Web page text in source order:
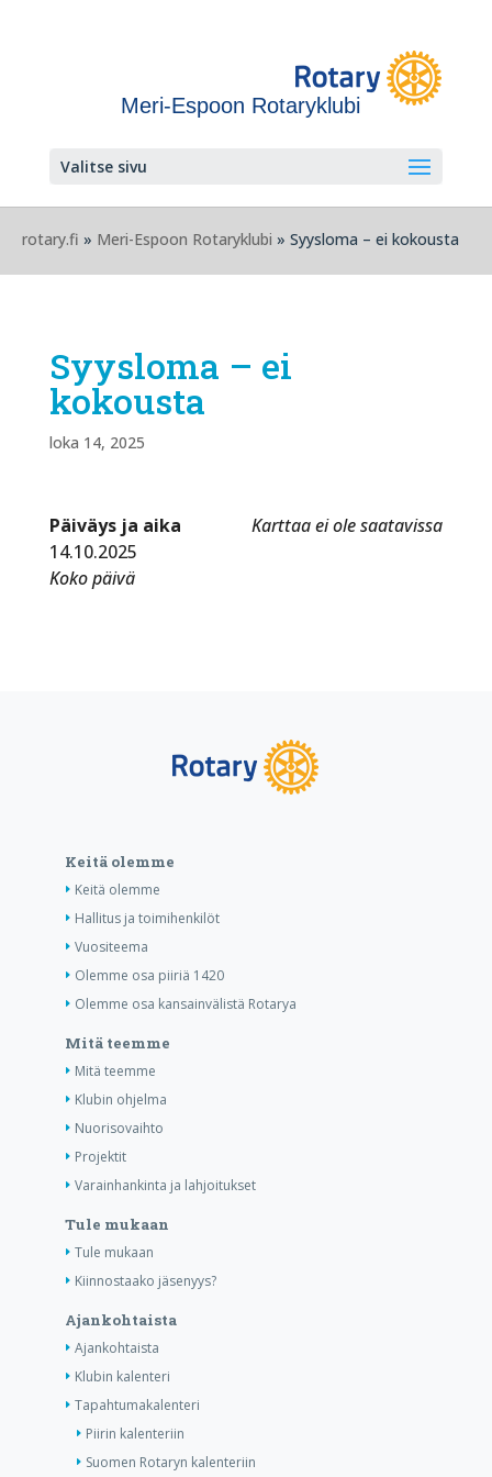
Meri-Espoon Rotaryklubi
Valitse sivu
rotary.fi » Meri-Espoon Rotaryklubi » Syysloma – ei kokousta
Syysloma – ei
kokousta
loka 14, 2025
Karttaa ei ole saatavissa
Päiväys ja aika
14.10.2025
Koko päivä
Keitä olemme
Keitä olemme
Hallitus ja toimihenkilöt
Vuositeema
Olemme osa piiriä 1420
Olemme osa kansainvälistä Rotarya
Mitä teemme
Mitä teemme
Klubin ohjelma
Nuorisovaihto
Projektit
Varainhankinta ja lahjoitukset
Tule mukaan
Tule mukaan
Kiinnostaako jäsenyys?
Ajankohtaista
Ajankohtaista
Klubin kalenteri
Tapahtumakalenteri
Piirin kalenteriin
Suomen Rotaryn kalenteriin